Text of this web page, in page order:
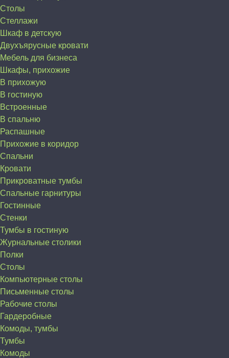
Столы
Стеллажи
Шкаф в детскую
Двухъярусные кровати
Мебель для бизнеса
Шкафы, прихожие
В прихожую
В гостиную
Встроенные
В спальню
Распашные
Прихожие в коридор
Спальни
Кровати
Прикроватные тумбы
Спальные гарнитуры
Гостинные
Стенки
Тумбы в гостиную
Журнальные столики
Полки
Столы
Компьютерные столы
Письменные столы
Рабочие столы
Гардеробные
Комоды, тумбы
Тумбы
Комоды